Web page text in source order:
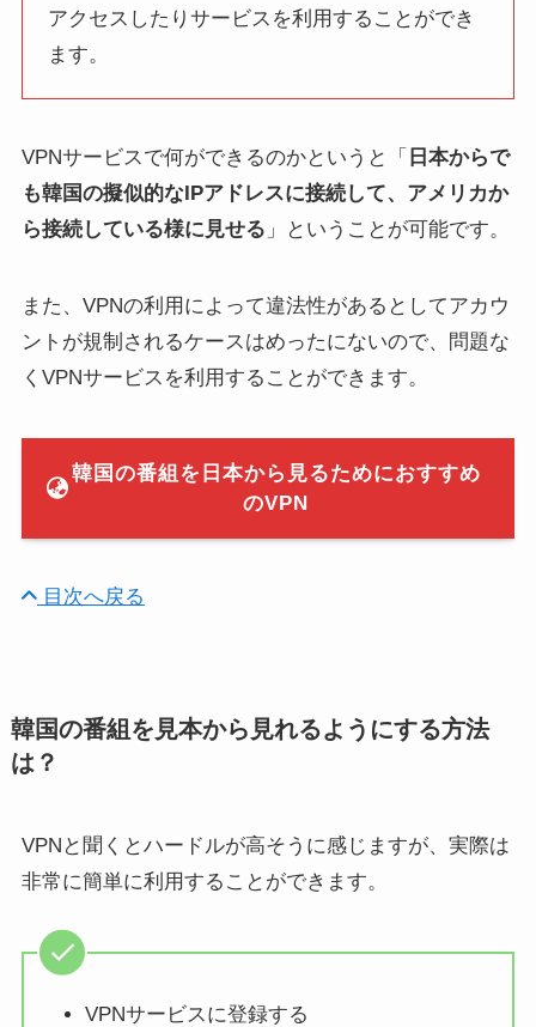
アクセスしたりサービスを利用することができ
ます。
VPNサービスで何ができるのかというと「 日本からで
も韓国の擬似的なIPアドレスに接続して、アメリカか
ら接続している様に見せる 」ということが可能です。
また、VPNの利用によって違法性があるとしてアカウ
ントが規制されるケースはめったにないので、問題な
くVPNサービスを利用することができます。
韓国の番組を日本から見るためにおすすめ
のVPN
目次へ戻る
韓国の番組を見本から見れるようにする方法
は？
VPNと聞くとハードルが高そうに感じますが、実際は
非常に簡単に利用することができます。
VPNサービスに登録する